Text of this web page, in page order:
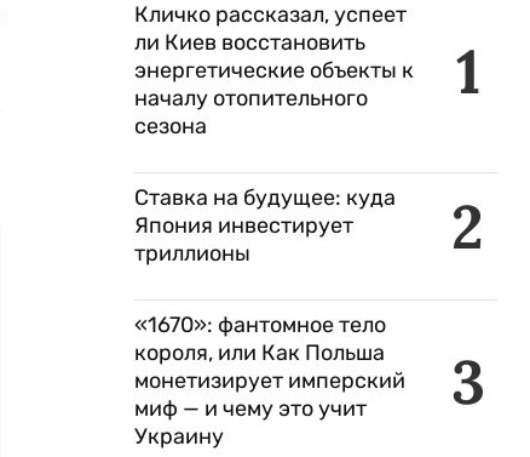
1
Кличко рассказал, успеет
ли Киев восстановить
энергетические объекты к
началу отопительного
сезона
2
Ставка на будущее: куда
Япония инвестирует
триллионы
3
«1670»: фантомное тело
короля, или Как Польша
монетизирует имперский
миф — и чему это учит
Украину